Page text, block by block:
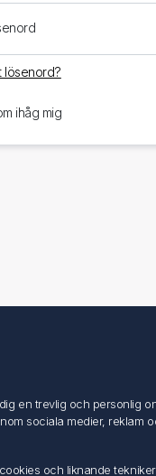
lösenord?
ihåg mig
en trevlig och personlig
sociala medier,
och liknande